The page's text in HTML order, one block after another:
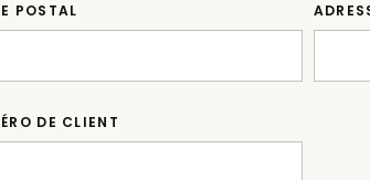
POSTAL
DE CLIENT